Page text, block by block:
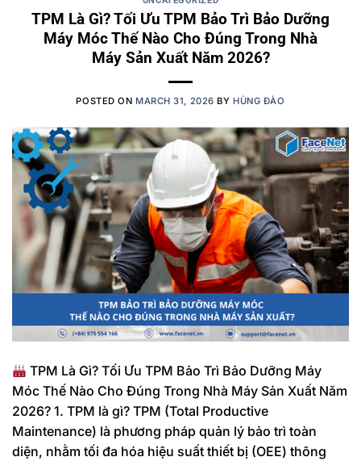
TPM Là Gì? Tối Ưu TPM Bảo Trì Bảo Dưỡng
Máy Móc Thế Nào Cho Đúng Trong Nhà
Máy Sản Xuất Năm 2026?
POSTED ON MARCH 31, 2026 BY HÙNG ĐÀO
TPM Là Gì? Tối Ưu TPM Bảo Trì Bảo Dưỡng Máy
Móc Thế Nào Cho Đúng Trong Nhà Máy Sản Xuất Năm
2026? 1. TPM là gì? TPM (Total Productive
Maintenance) là phương pháp quản lý bảo trì toàn
diện, nhằm tối đa hóa hiệu suất thiết bị (OEE) thông